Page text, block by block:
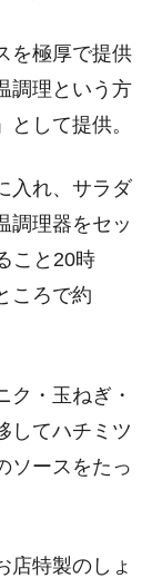
を極厚で提供
調理という方
して提供。
入れ、サラダ
調理器をセッ
こと20時
ころで約
ク・玉ねぎ・
してハチミツ
ソースをたっ
店特製のしょ